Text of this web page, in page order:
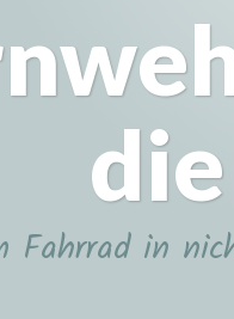
Fahrrad in